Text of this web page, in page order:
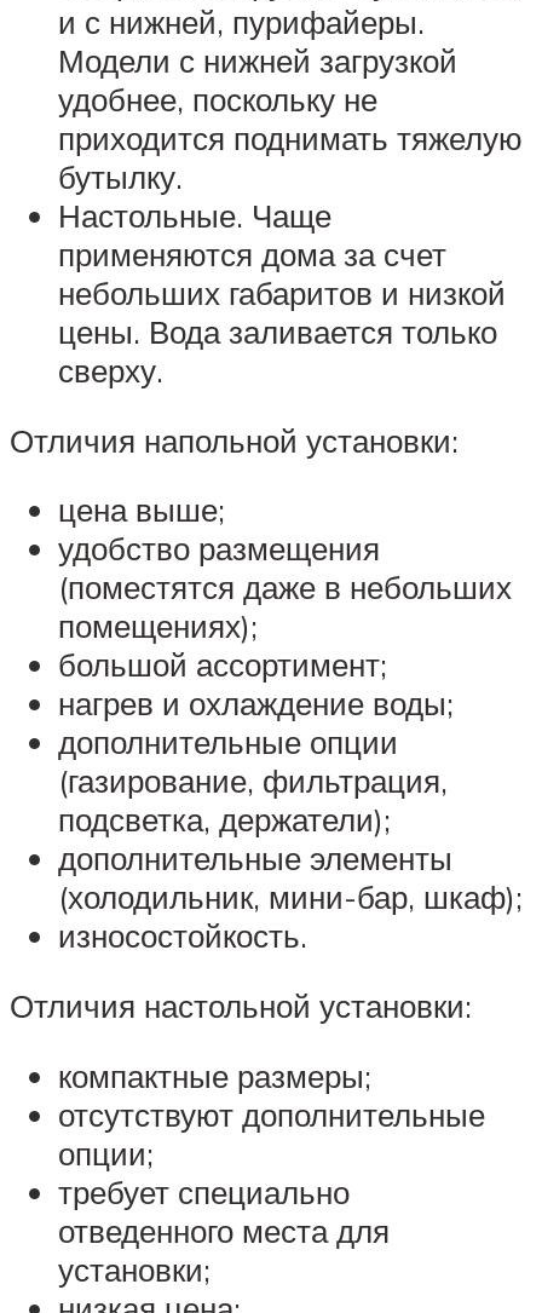
и с нижней, пурифайеры.
Модели с нижней загрузкой
удобнее, поскольку не
приходится поднимать тяжелую
бутылку.
Настольные. Чаще
применяются дома за счет
небольших габаритов и низкой
цены. Вода заливается только
сверху.
Отличия напольной установки:
цена выше;
удобство размещения
(поместятся даже в небольших
помещениях);
большой ассортимент;
нагрев и охлаждение воды;
дополнительные опции
(газирование, фильтрация,
подсветка, держатели);
дополнительные элементы
(холодильник, мини-бар, шкаф);
износостойкость.
Отличия настольной установки:
компактные размеры;
отсутствуют дополнительные
опции;
требует специально
отведенного места для
установки;